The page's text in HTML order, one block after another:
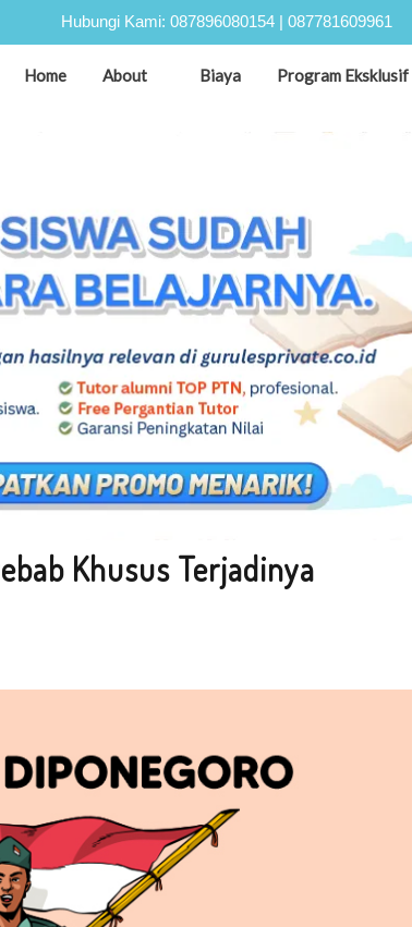
Hubungi Kami: 087896080154 | 087781609961
Home About Biaya Program Eksklusif
Khusus Terjadinya